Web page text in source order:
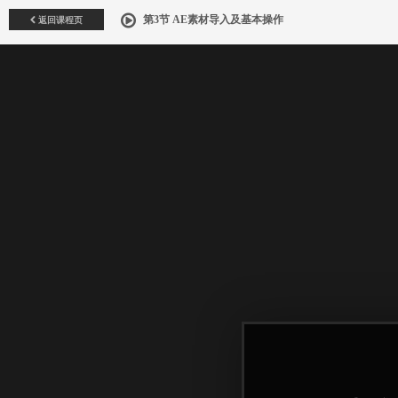
返回课程页 第3节 AE素材导入及基本操作